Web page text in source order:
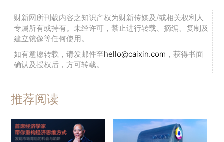
财新网所刊载内容之知识产权为财新传媒及/或相关权利人
专属所有或持有。未经许可，禁止进行转载、摘编、复制及
建立镜像等任何使用。
如有意愿转载，请发邮件至hello@caixin.com ，获得书面
确认及授权后，方可转载。
推荐阅读